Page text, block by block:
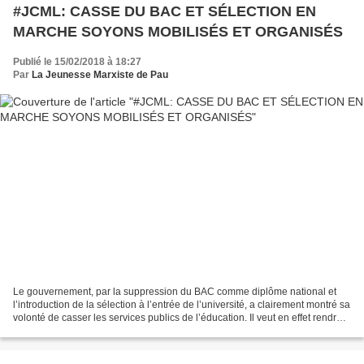
#JCML: CASSE DU BAC ET SÉLECTION EN
MARCHE SOYONS MOBILISÉS ET ORGANISÉS
Publié le 15/02/2018 à 18:27
Par La Jeunesse Marxiste de Pau
Le gouvernement, par la suppression du BAC comme diplôme national et
l’introduction de la sélection à l’entrée de l’université, a clairement montré sa
volonté de casser les services publics de l’éducation. Il veut en effet rendre